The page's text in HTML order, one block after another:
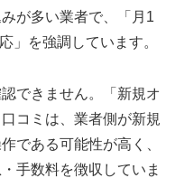
が多い業者で、「月1
」を強調しています。
できません。「新規オ
コミは、業者側が新規
である可能性が高く、
手数料を徴収していま